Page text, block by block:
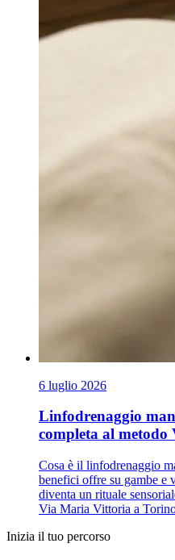
6 luglio 2026
Linfodrenaggio
completa al metodo
Cosa è il linfodrenaggio
benefici offre su gambe e
diventa un rituale
Via Maria Vittoria a
Inizia il tuo percorso